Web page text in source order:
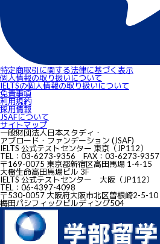
特定商取引に関する法律に基づく表示
個人情報の取り扱いについて
IELTSの個⼈情報の取り扱いについて
免責事項
利用規約
採用情報
JSAFについて
サイトマップ
一般財団法人日本スタディ・
アブロード・ファンデーション (JSAF)
IELTS 公式テストセンター 東京（JP112）
TEL：03-6273-9356 FAX：03-6273-9357
〒169-0075 東京都新宿区高田馬場 1-4-15
大樹生命高田馬場ビル 3F
IELTS 公式テストセンター 大阪（JP112）
TEL：06-4397-4098
〒530-0057 大阪府大阪市北区曽根崎2-5-10
梅田パシフィックビルディング504